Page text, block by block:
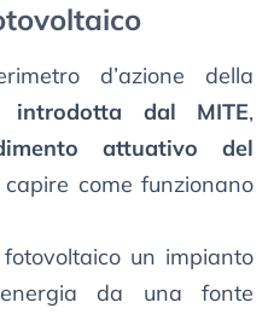
d’azione della
introdotta dal MITE,
attuativo del
come funzionano
un impianto
da una fonte